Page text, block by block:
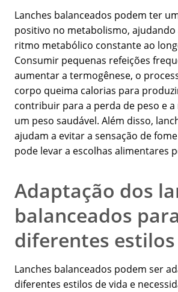
Lanches balanceados podem ter
positivo no metabolismo,
ritmo metabólico constante ao
Consumir pequenas refeições
aumentar a termogênese, o
corpo queima calorias para
contribuir para a perda de peso e
um peso saudável. Além disso,
ajudam a evitar a sensação de
pode levar a escolhas alimentares
Adaptação dos
balanceados para
diferentes
Lanches balanceados podem ser
diferentes estilos de vida e